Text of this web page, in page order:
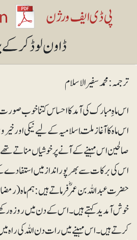
ترجمہ: محمد سفیرالاسلام
اس ماہِ مبارک کی آمد کا احساس کتنا خوب
اس ماہ کا آغاز ملّت اسلامیہ کے لیے نیکی اور
صالحین اس مہینے کے آنے پر خوشیاں مناتے
اس کی برکات سے بھرپور انداز میں استفادے
حضرت عبداللہ بن عمرؓ فرماتے ہیں: ہم ماہ
خوش آمدید کہتے ہیں۔ اس کے دن میں روزہ
کرتے ہیں۔ اس مہینے میں رات دن اللہ کی راہ